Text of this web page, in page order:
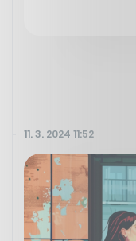
11. 3. 2024 11:52